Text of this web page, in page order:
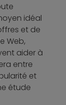
idéal
et de
Web,
aider à
entre
et
étude